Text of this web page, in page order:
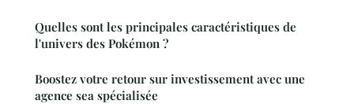
Quelles sont les principales caractéristiques de
l'univers des Pokémon ?
Boostez votre retour sur investissement avec une
agence sea spécialisée